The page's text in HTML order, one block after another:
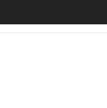
el exploit de la